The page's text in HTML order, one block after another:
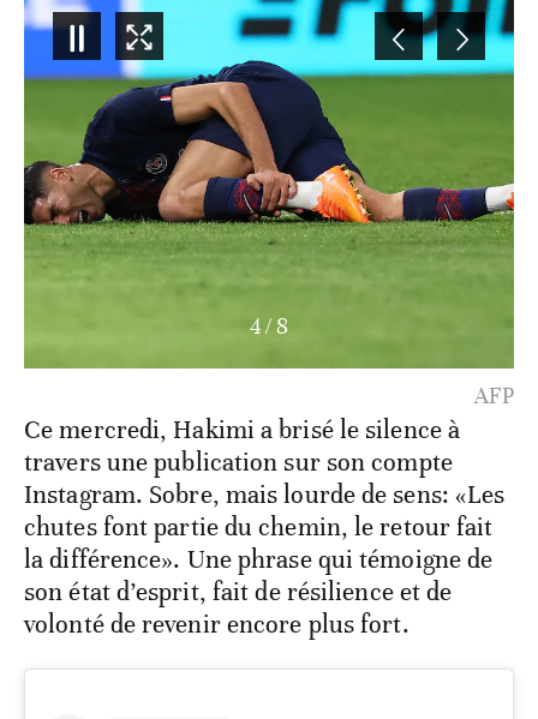
4/8
AFP
Ce mercredi, Hakimi a brisé le silence à
travers une publication sur son compte
Instagram. Sobre, mais lourde de sens: «Les
chutes font partie du chemin, le retour fait
la différence». Une phrase qui témoigne de
son état d’esprit, fait de résilience et de
volonté de revenir encore plus fort.